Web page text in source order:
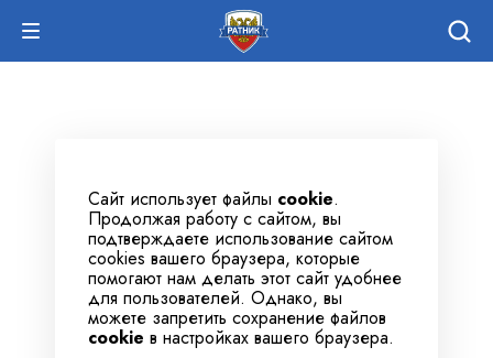
Сайт использует файлы cookie.
Продолжая работу с сайтом, вы
подтверждаете использование сайтом
cookies вашего браузера, которые
помогают нам делать этот сайт удобнее
для пользователей. Однако, вы
можете запретить сохранение файлов
cookie в настройках вашего браузера.